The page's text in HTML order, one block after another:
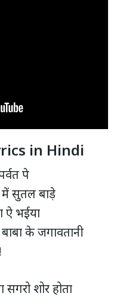
in Hindi
पे
में सुतल बाड़े
ऐ भईया
के जगावतानी
शोर होता